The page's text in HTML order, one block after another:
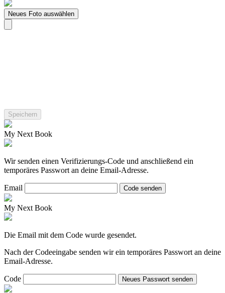
Neues Foto auswählen
My Next Book
Wir senden einen Verifizierungs-Code und anschließend ein
temporäres Passwort an deine Email-Adresse.
Email Code senden
My Next Book
Die Email mit dem Code wurde gesendet.
Nach der Codeeingabe senden wir ein temporäres Passwort an deine
Email-Adresse.
Code Neues Passwort senden